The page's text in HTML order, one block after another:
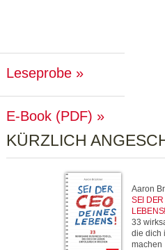
Leseprobe
E-Book (PDF)
KÜRZLICH
Aaron
SEI
LEBENS!
33
die dich
machen